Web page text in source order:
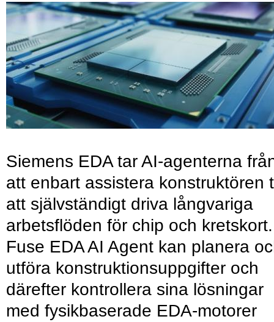
Siemens EDA tar AI-agenterna
att enbart assistera konstruktören
att självständigt driva långvariga
arbetsflöden för chip och kretskort.
Fuse EDA AI Agent kan planera
utföra konstruktionsuppgifter och
därefter kontrollera sina lösningar
med fysikbaserade EDA-motorer